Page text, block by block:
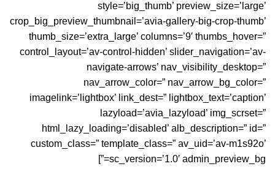
style=’big_thumb’ preview_size=’large’
crop_big_preview_thumbnail=’avia-gallery-big-crop-thumb’
thumb_size=’extra_large’ columns=’9′ thumbs_hover=”
control_layout=’av-control-hidden’ slider_navigation=’av-
navigate-arrows’ nav_visibility_desktop=”
nav_arrow_color=” nav_arrow_bg_color=”
imagelink=’lightbox’ link_dest=” lightbox_text=’caption’
lazyload=’avia_lazyload’ img_scrset=”
html_lazy_loading=’disabled’ alb_description=” id=”
custom_class=” template_class=” av_uid=’av-m1s92o’
sc_version=’1.0′ admin_preview_bg=”]